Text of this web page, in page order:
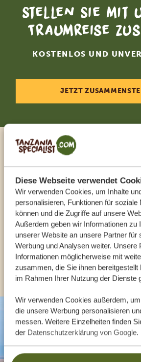
Diese Webseite verwendet
Wir verwenden Cookies, um Inhalte
personalisieren, Funktionen für soziale
können und die Zugriffe auf unsere
Außerdem geben wir Informationen zu
unserer Website an unsere Partner für
Werbung und Analysen weiter. Unsere
Informationen möglicherweise mit
zusammen, die Sie ihnen bereitgestellt
im Rahmen Ihrer Nutzung der Dienste
Wir verwenden Cookies außerdem,
die unsere Werbung personalisieren
messen. Weitere Einzelheiten finden
der Datenschutzerklärung von Google.
Stellen Sie mit
Traumreise
KOSTENLOS UND
JETZT
Sprechen Sie
UNSERE EXPERTEN
DE:
ANDERE